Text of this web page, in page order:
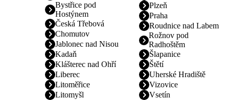
Bystřice pod
Hostýnem
Česká Třebová
Chomutov
Jablonec nad Nisou
Kadaň
Klášterec nad Ohří
Liberec
Litoměřice
Litomyšl
Plzeň
Praha
Roudnice nad Labem
Rožnov pod
Radhoštěm
Šlapanice
Štětí
Uherské Hradiště
Vizovice
Vsetín